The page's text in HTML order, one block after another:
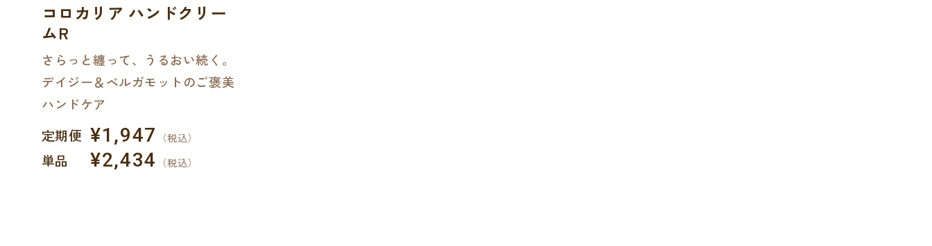
コロカリア ハンドクリー
ムR
さらっと纏って、うるおい続く。
デイジー＆ベルガモットのご褒美
ハンドケア
定期便 ¥1,947 （税込）
単品 ¥2,434（税込）